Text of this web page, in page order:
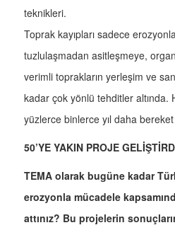
teknikleri.
Toprak kayıpları sadece
tuzlulaşmadan asitleşmeye,
verimli toprakların yerleşim ve
kadar çok yönlü tehditler altında.
yüzlerce binlerce yıl daha
50’YE YAKIN PROJE
TEMA olarak bugüne kadar
erozyonla mücadele
attınız? Bu projelerin